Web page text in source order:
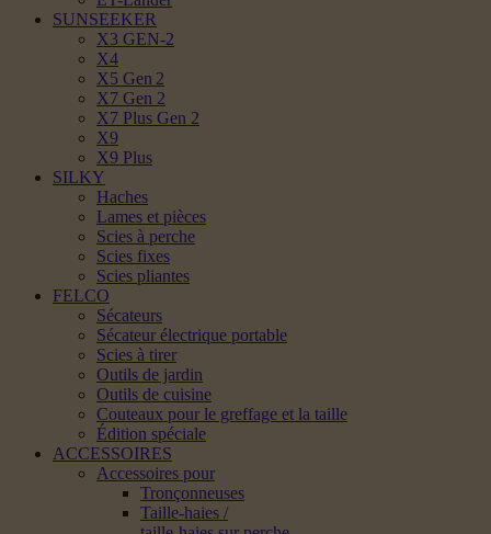
SUNSEEKER
X3 GEN-2
X4
X5 Gen 2
X7 Gen 2
X7 Plus Gen 2
X9
X9 Plus
SILKY
Haches
Lames et pièces
Scies à perche
Scies fixes
Scies pliantes
FELCO
Sécateurs
Sécateur électrique portable
Scies à tirer
Outils de jardin
Outils de cuisine
Couteaux pour le greffage et la taille
Édition spéciale
ACCESSOIRES
Accessoires pour
Tronçonneuses
Taille-haies /